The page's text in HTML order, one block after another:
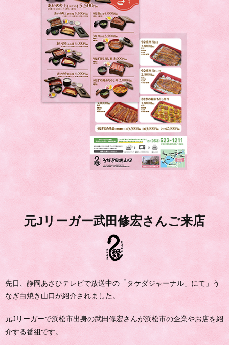
元Jリーガー武田修宏さんご来店
先日、静岡あさひテレビで放送中の「タケダジャーナル」にて」う
なぎ白焼き山口が紹介されました。
元Jリーガーで浜松市出身の武田修宏さんが浜松市の企業やお店を紹
介する番組です。